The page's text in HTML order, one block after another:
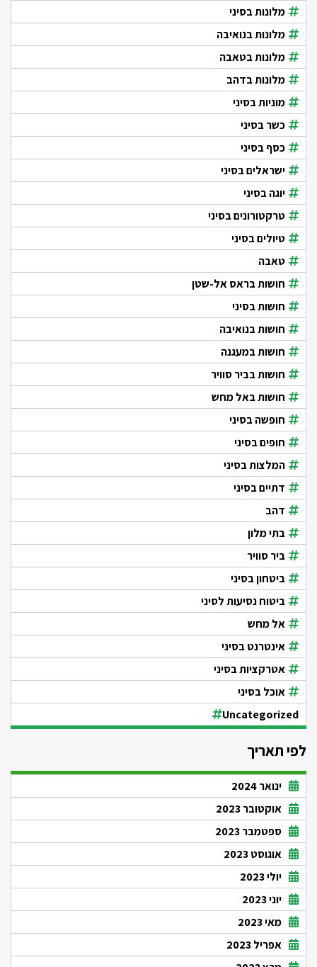
מלונות בסיני
מלונות בנואיבה
מלונות בטאבה
מלונות בדהב
מוניות בסיני
כשר בסיני
כסף בסיני
ישראלים בסיני
יוגה בסיני
טרקטורונים בסיני
טיולים בסיני
טאבה
חושות בראס אל-שטן
חושות בסיני
חושות בנואיבה
חושות במעגנה
חושות בביר סוויר
חושות באל מחש
חופשה בסיני
חופים בסיני
המלצות בסיני
דתיים בסיני
דהב
בתי מלון
ביר סוויר
ביטחון בסיני
ביטוח נסיעות לסיני
אל מחש
אינטרנט בסיני
אטרקציות בסיני
אוכל בסיני
Uncategorized
לפי תאריך
ינואר 2024
אוקטובר 2023
ספטמבר 2023
אוגוסט 2023
יולי 2023
יוני 2023
מאי 2023
אפריל 2023